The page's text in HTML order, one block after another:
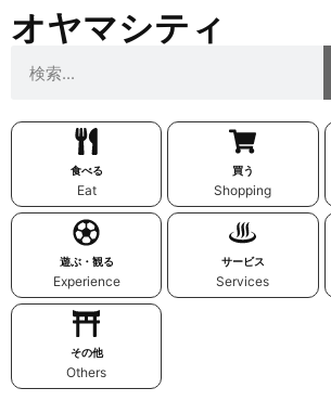
オヤマシティ
食べる
Eat
買う
Shopping
遊ぶ・観る
Experience
サービス
Services
その他
Others